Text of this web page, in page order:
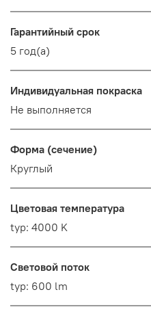
Гарантийный срок
5 год(а)
Индивидуальная покраска
Не выполняется
Форма (сечение)
Круглый
Цветовая температура
typ: 4000 K
Световой поток
typ: 600 lm